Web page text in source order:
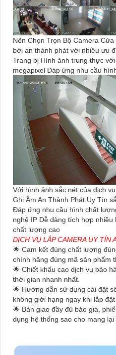
Nên Chọn Trọn Bộ Camera
bởi an thành phát với nhiều ưu
Trang bị Hình ảnh trung thực
megapixel Đáp ứng nhu cầu
Với hình ảnh sắc nét của dịch
Ghi Âm An Thành Phát Uy Tín
Đáp ứng nhu cầu hình chất
nghệ IP Dễ dàng tích hợp
chất lượng cao
DỊCH VỤ LẮP CAMERA UY TÍN
🌟 Cam kết đúng chất lượng
chính hãng đúng mã sản phẩm
🌟 Chiết khấu cao dịch vụ bảo
thời gian nhanh nhất.
🌟 Hướng dẫn sử dụng cài đặt
không giới hạng ngay khi lắp
🌟 Bàn giao đầy đủ báo giá,
dụng hệ thống sao cho mang lại